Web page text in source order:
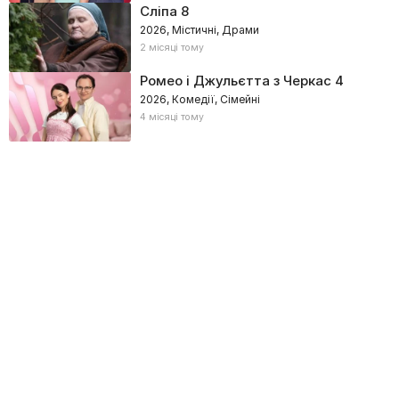
Сліпа 8
2026, Містичні, Драми
2 місяці тому
Ромео і Джульєтта з Черкас 4
2026, Комедії, Сімейні
4 місяці тому